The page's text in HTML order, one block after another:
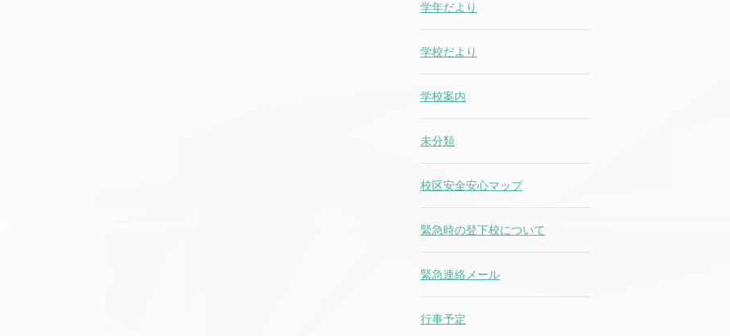
学年だより
学校だより
学校案内
未分類
校区安全安心マップ
緊急時の登下校について
緊急連絡メール
行事予定